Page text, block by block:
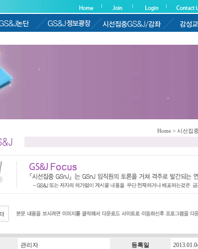
Home > 시선집
관리자 등록일